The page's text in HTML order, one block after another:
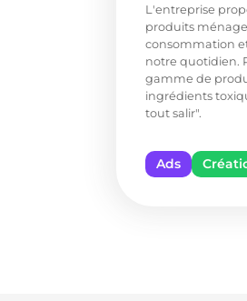
L'entreprise
produits
consommation
notre quotidien.
gamme de
ingrédients
tout salir".
Ads